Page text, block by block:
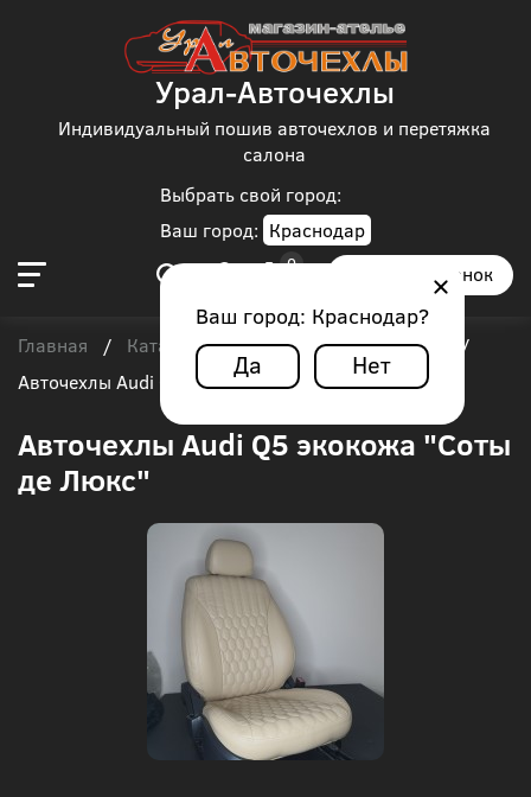
Выбрать свой город:
Ваш город: Краснодар
Ваш город: Краснодар?
Да Нет
Урал-Авточехлы
Индивидуальный пошив авточехлов и перетяжка
салона
Заказать звонок
Главная / Каталог чехлов / Audi / Audi Q5
/
Авточехлы Audi Q5 экокожа "Соты де Люкс"
Авточехлы Audi Q5 экокожа "Соты
де Люкс"